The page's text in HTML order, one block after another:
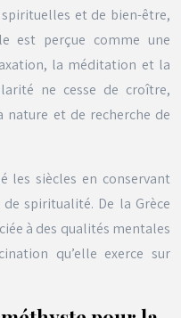
et de bien-être,
est perçue comme une
la méditation et la
ne cesse de croître,
et de recherche de
les siècles en conservant
spiritualité. De la Grèce
à des qualités mentales
qu’elle exerce sur